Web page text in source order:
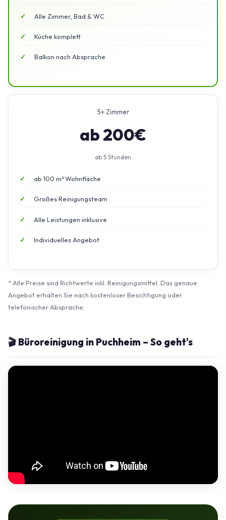
Alle Zimmer, Bad & WC
Küche komplett
Balkon nach Absprache
5+ Zimmer
ab 200€
ab 5 Stunden
ab 100 m² Wohnfläche
Großes Reinigungsteam
Alle Leistungen inklusive
Individuelles Angebot
* Alle Preise sind Richtwerte inkl. Reinigungsmittel. Das genaue
Angebot erhalten Sie nach kostenloser Besichtigung oder
telefonischer Absprache.
🎬 Büroreinigung in Puchheim – So geht's